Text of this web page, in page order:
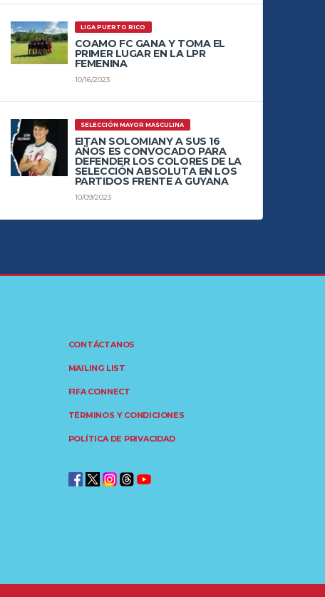
LIGA PUERTO RICO
COAMO FC GANA Y TOMA EL
PRIMER LUGAR EN LA LPR
FEMENINA
10/16/2023
SELECCIÓN MAYOR MASCULINA
EITAN SOLOMIANY A SUS 16
AÑOS ES CONVOCADO PARA
DEFENDER LOS COLORES DE LA
SELECCIÓN ABSOLUTA EN LOS
PARTIDOS FRENTE A GUYANA
10/09/2023
CONTÁCTANOS
MAILING LIST
FIFA CONNECT
TÉRMINOS Y CONDICIONES
POLÍTICA DE PRIVACIDAD